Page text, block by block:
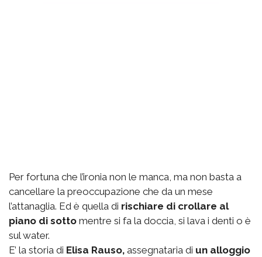
Per fortuna che l’ironia non le manca, ma non basta a
cancellare la preoccupazione che da un mese
l’attanaglia. Ed è quella di rischiare di crollare al
piano di sotto mentre si fa la doccia, si lava i denti o è
sul water.
E’ la storia di Elisa Rauso, assegnataria di un alloggio